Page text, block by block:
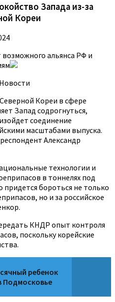
Запада из-за
Кореи
альянса РФ и
Кореи в сфере
Запад содрогнуться,
соединение
масштабами выпуска.
Александр
технологии и
в тоннелях под
бороться не только
но и за российское
КНДР опыт контроля
поскольку корейские
ребенок
Подмосковье